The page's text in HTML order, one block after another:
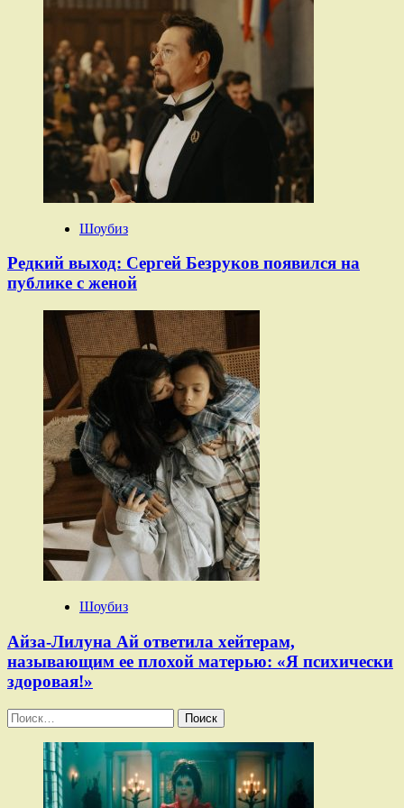
Шоубиз
Редкий выход: Сергей Безруков появился на
публике с женой
Шоубиз
Айза-Лилуна Ай ответила хейтерам,
называющим ее плохой матерью: «Я психически
здоровая!»
Найти: